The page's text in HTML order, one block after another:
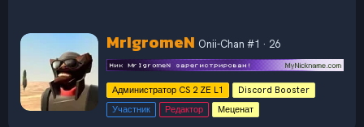
А
в
т
о
р
MrIgromeN Onii-Chan #1 · 26
Администратор CS 2 ZE L1
Discord Booster
Участник
Редактор Меценат